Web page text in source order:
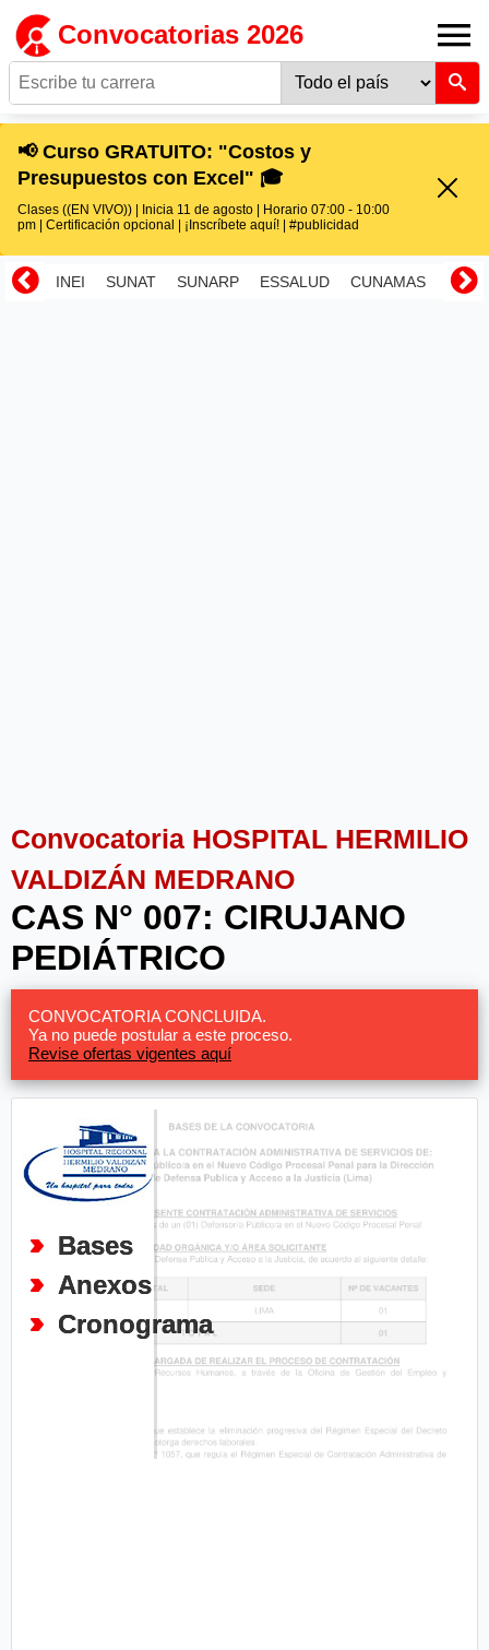
Convocatorias 2026
📢 Curso GRATUITO: "Costos y
Presupuestos con Excel" 🎓
Clases ((EN VIVO)) | Inicia 11 de agosto | Horario 07:00 - 10:00
pm | Certificación opcional | ¡Inscríbete aquí! | #publicidad
INEI SUNAT SUNARP ESSALUD CUNAMAS
Convocatoria HOSPITAL HERMILIO
VALDIZÁN MEDRANO
CAS N° 007: CIRUJANO
PEDIÁTRICO
CONVOCATORIA CONCLUIDA.
Ya no puede postular a este proceso.
Revise ofertas vigentes aquí
Bases
Anexos
Cronograma